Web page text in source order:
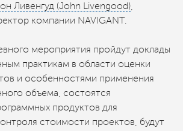
Ливенгуд (John Livengood)
компании NAVIGANT.
мероприятия пройдут доклады
практикам в области оценки
и особенностями применения
объема, состоятся
продуктов для
стоимости проектов, будут